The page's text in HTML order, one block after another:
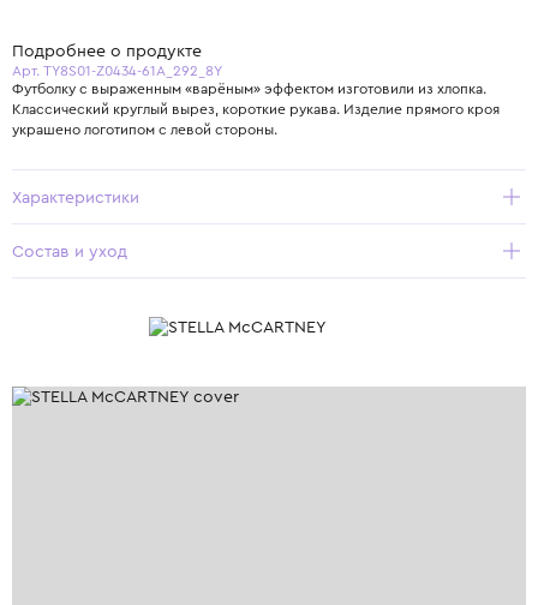
Подробнее о продукте
Арт. TY8S01-Z0434-61A_292_8Y
Футболку с выраженным «варёным» эффектом изготовили из хлопка.
Классический круглый вырез, короткие рукава. Изделие прямого кроя
украшено логотипом с левой стороны.
Характеристики
Состав и уход